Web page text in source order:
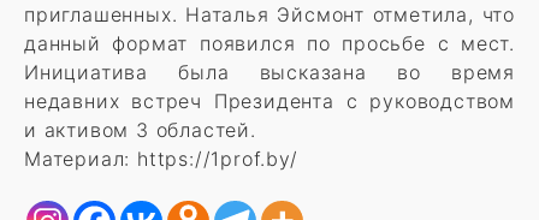
приглашенных. Наталья Эйсмонт отметила, что
данный формат появился по просьбе с мест.
Инициатива была высказана во время
недавних встреч Президента с руководством
и активом 3 областей.
Материал: https://1prof.by/